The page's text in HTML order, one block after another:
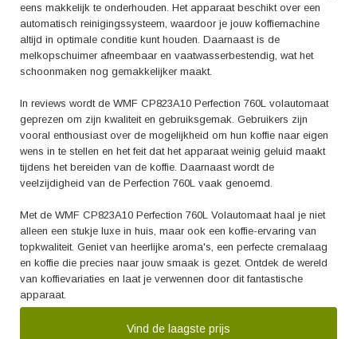
eens makkelijk te onderhouden. Het apparaat beschikt over een
automatisch reinigingssysteem, waardoor je jouw koffiemachine
altijd in optimale conditie kunt houden. Daarnaast is de
melkopschuimer afneembaar en vaatwasserbestendig, wat het
schoonmaken nog gemakkelijker maakt.
In reviews wordt de WMF CP823A10 Perfection 760L volautomaat
geprezen om zijn kwaliteit en gebruiksgemak. Gebruikers zijn
vooral enthousiast over de mogelijkheid om hun koffie naar eigen
wens in te stellen en het feit dat het apparaat weinig geluid maakt
tijdens het bereiden van de koffie. Daarnaast wordt de
veelzijdigheid van de Perfection 760L vaak genoemd.
Met de WMF CP823A10 Perfection 760L Volautomaat haal je niet
alleen een stukje luxe in huis, maar ook een koffie-ervaring van
topkwaliteit. Geniet van heerlijke aroma's, een perfecte cremalaag
en koffie die precies naar jouw smaak is gezet. Ontdek de wereld
van koffievariaties en laat je verwennen door dit fantastische
apparaat.
Vind de laagste prijs